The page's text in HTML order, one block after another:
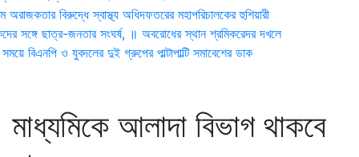
অরাজকতার বিরুদ্ধে স্বাস্থ্য অধিদফতরের মহাপরিচালকের হুশিয়ারী
সঙ্গে ছাত্র-জনতার সংঘর্ষ, ॥ অবরোধের স্থান শ্রমিকরেদর দখলে
বিএনপি ও যুবদলের দুই গ্রুপের পাল্টাপাল্টি সমাবেশের ডাক
মাধ্যমিকে আলাদা বিভাগ থাকবে